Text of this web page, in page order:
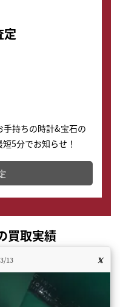
定
手持ちの時計&宝石の
5分でお知らせ！
ことが出来ます。
買取実績
13